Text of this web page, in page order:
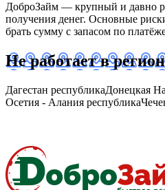
ДоброЗайм — крупный и давно
получения денег. Основные
брать сумму с запасом по
Не работает в
Дагестан республикаДонецкая
Осетия - Алания республика